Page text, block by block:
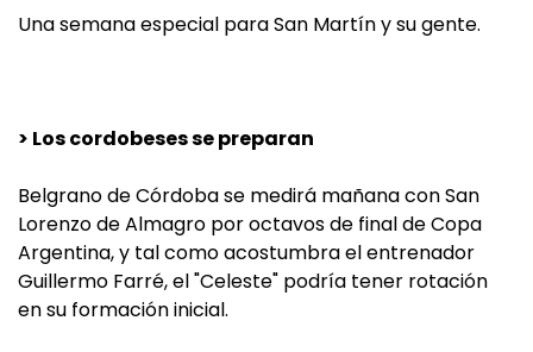
Una semana especial para San Martín y su gente.
> Los cordobeses se preparan
Belgrano de Córdoba se medirá mañana con San
Lorenzo de Almagro por octavos de final de Copa
Argentina, y tal como acostumbra el entrenador
Guillermo Farré, el "Celeste" podría tener rotación
en su formación inicial.